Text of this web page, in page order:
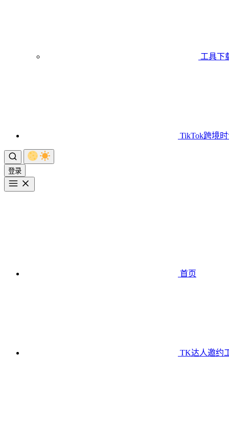
工具下
TikTok跨境
登录
首页
TK达人邀约